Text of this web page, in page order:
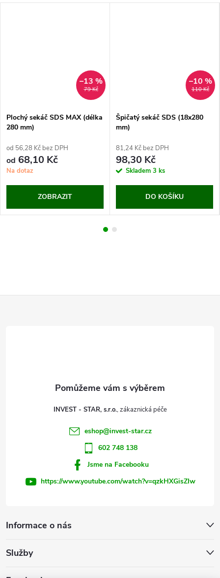
79 Kč
–13 %
Plochý sekáč SDS MAX (délka
280 mm)
od 56,28 Kč bez DPH
od 68,10 Kč
Na dotaz
ZOBRAZIT
110 Kč
–10 %
Špičatý sekáč SDS (18x280
mm)
81,24 Kč bez DPH
98,30 Kč
Skladem 3 ks
DO KOŠÍKU
Informace o nás
Služby
INVEST - STAR, s.r.o.
eshop@invest-star.cz
602 748 138
Jsme na Facebooku
https://www.youtube.com/watch?v=qzkHXGisZIw